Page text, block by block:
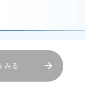
みる